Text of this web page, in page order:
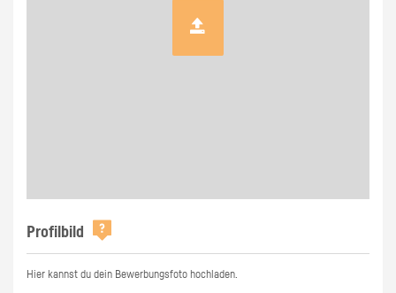
Profilbild
Hier kannst du dein Bewerbungsfoto hochladen.